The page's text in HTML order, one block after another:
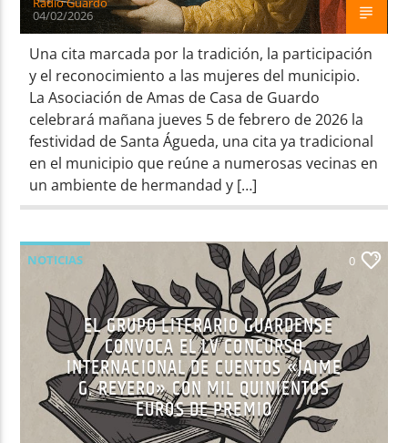
04/02/2026
Una cita marcada por la tradición, la participación
y el reconocimiento a las mujeres del municipio.
La Asociación de Amas de Casa de Guardo
celebrará mañana jueves 5 de febrero de 2026 la
festividad de Santa Águeda, una cita ya tradicional
en el municipio que reúne a numerosas vecinas en
un ambiente de hermandad y […]
NOTICIAS 0
EL GRUPO LITERARIO GUARDENSE
CONVOCA EL LV CONCURSO
INTERNACIONAL DE CUENTOS «JAIME
G. REYERO» CON MIL QUINIENTOS
EUROS DE PREMIO